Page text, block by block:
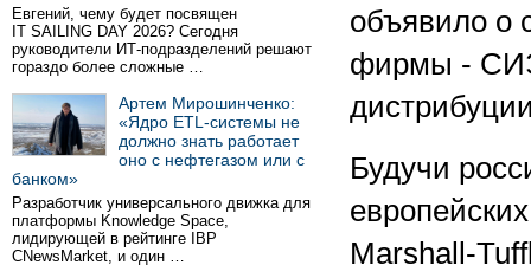
Евгений, чему будет посвящен
IT SAILING DAY 2026? Сегодня
руководители ИТ-подразделений решают
гораздо более сложные …
Артем Мирошинченко:
«Ядро ETL-системы не
должно знать работает
оно с нефтегазом или с
банком»
Разработчик универсального движка для
платформы Knowledge Space,
лидирующей в рейтинге IBP
CNewsMarket, и один …
объявило о
фирмы -
Будучи
Marshall-